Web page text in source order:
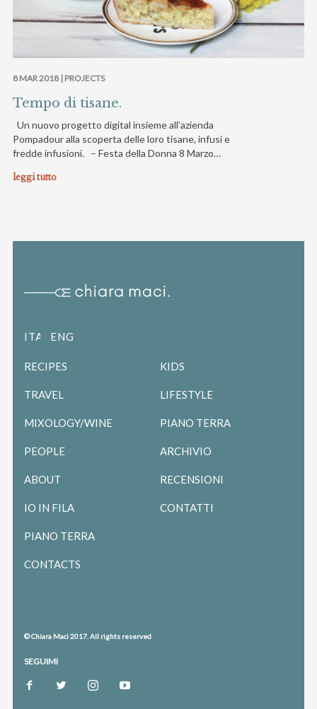
8 MAR 2018 | PROJECTS
Tempo di tisane.
Un nuovo progetto digital insieme all’azienda
Pompadour alla scoperta delle loro tisane, infusi e
fredde infusioni. – Festa della Donna 8 Marzo…
leggi tutto
ITALIANOENGLISH
RECIPES
TRAVEL
MIXOLOGY/WINE
PEOPLE
ABOUT
IO IN FILA
PIANO TERRA
CONTACTS
KIDS
LIFESTYLE
PIANO TERRA
ARCHIVIO
RECENSIONI
CONTATTI
© Chiara Maci 2017. All rights reserved
SEGUIMI